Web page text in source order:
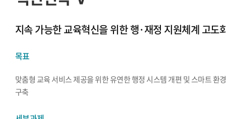
지속 가능한 교육혁신을 위한 행·재정 지원체계 고도
목표
맞춤형 교육 서비스 제공을 위한 유연한 행정 시스템 개편 및 스마트 환경
구축